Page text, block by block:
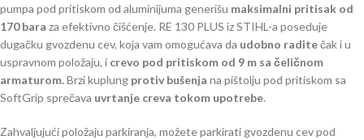
pumpa pod pritiskom od aluminijuma generišu maksimalni pritisak od
170 bara za efektivno čišćenje. RE 130 PLUS iz STIHL-a poseduje
dugačku gvozdenu cev, koja vam omogućava da udobno raditečak i u
uspravnom položaju, i crevo pod pritiskom od 9 m sa čeličnom
armaturom.Brzi kuplung protiv bušenja na pištolju pod pritiskom sa
SoftGrip sprečava uvrtanje creva tokom upotrebe.
Zahvaljujući položaju parkiranja, možete parkirati gvozdenu cev pod